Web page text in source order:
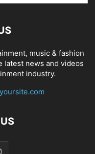
music & fashion
latest news and videos
industry.